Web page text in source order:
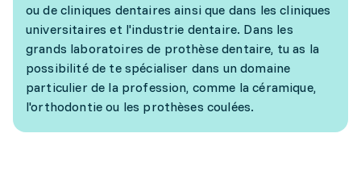
ou de cliniques dentaires ainsi que dans les cliniques
universitaires et l'industrie dentaire. Dans les
grands laboratoires de prothèse dentaire, tu as la
possibilité de te spécialiser dans un domaine
particulier de la profession, comme la céramique,
l'orthodontie ou les prothèses coulées.